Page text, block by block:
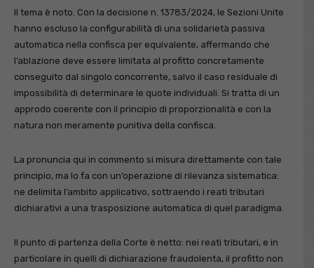
Il tema è noto. Con la decisione n. 13783/2024, le Sezioni Unite
hanno escluso la configurabilità di una solidarietà passiva
automatica nella confisca per equivalente, affermando che
l’ablazione deve essere limitata al profitto concretamente
conseguito dal singolo concorrente, salvo il caso residuale di
impossibilità di determinare le quote individuali. Si tratta di un
approdo coerente con il principio di proporzionalità e con la
natura non meramente punitiva della confisca.
La pronuncia qui in commento si misura direttamente con tale
principio, ma lo fa con un’operazione di rilevanza sistematica:
ne delimita l’ambito applicativo, sottraendo i reati tributari
dichiarativi a una trasposizione automatica di quel paradigma.
Il punto di partenza della Corte è netto: nei reati tributari, e in
particolare in quelli di dichiarazione fraudolenta, il profitto non